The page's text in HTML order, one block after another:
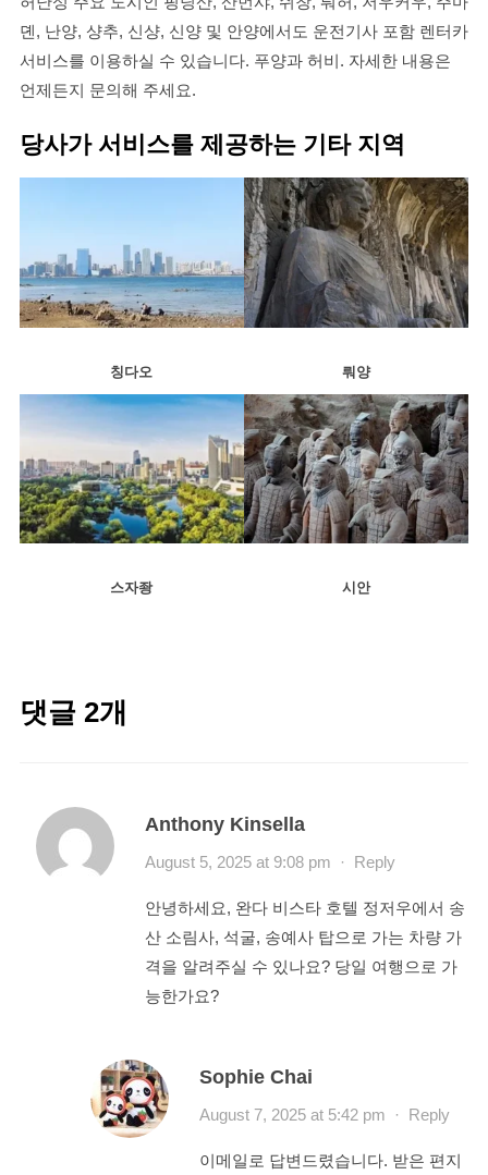
뎬, 난양, 샹추, 신샹, 신양 및 안양에서도 운전기사 포함 렌터카
서비스를 이용하실 수 있습니다. 푸양과 허비. 자세한 내용은
언제든지 문의해 주세요.
당사가 서비스를 제공하는 기타 지역
칭다오 뤄양
스자좡 시안
댓글 2개
Anthony Kinsella
August 5, 2025 at 9:08 pm · Reply
안녕하세요, 완다 비스타 호텔 정저우에서 송
산 소림사, 석굴, 송예사 탑으로 가는 차량 가
격을 알려주실 수 있나요? 당일 여행으로 가
능한가요?
Sophie Chai
August 7, 2025 at 5:42 pm · Reply
이메일로 답변드렸습니다. 받은 편지